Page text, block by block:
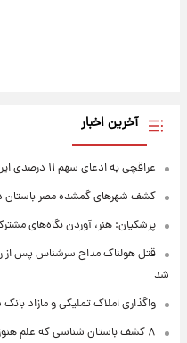
آخرین اخبار
عراقچی به ادعای سهم ۱۱ درصدی ایران از خزر پاسخ داد
کشف شهرهای گمشده مصر باستان
پزشکیان: هنر، آوردن نگاه‌های
قتل هولناک مداح سرشناس پس از
شد
واگذاری املاک تملیکی و مازاد
۸ کشف باستان شناسی که علم هنوز توضیحی برای آنها ندارد+ تصاویر